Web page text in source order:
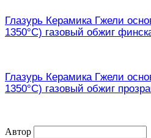
Глазурь Керамика Гжели
1350°С) газовый обжиг
Глазурь Керамика Гжели
1350°С) газовый обжиг
Автор